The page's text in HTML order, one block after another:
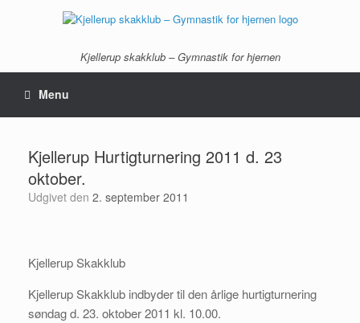
Kjellerup skakklub – Gymnastik for hjernen
Menu
Kjellerup Hurtigturnering 2011 d. 23
oktober.
Udgivet den 2. september 2011
Kjellerup Skakklub
Kjellerup Skakklub indbyder til den årlige hurtigturnering
søndag d. 23. oktober 2011 kl. 10.00.